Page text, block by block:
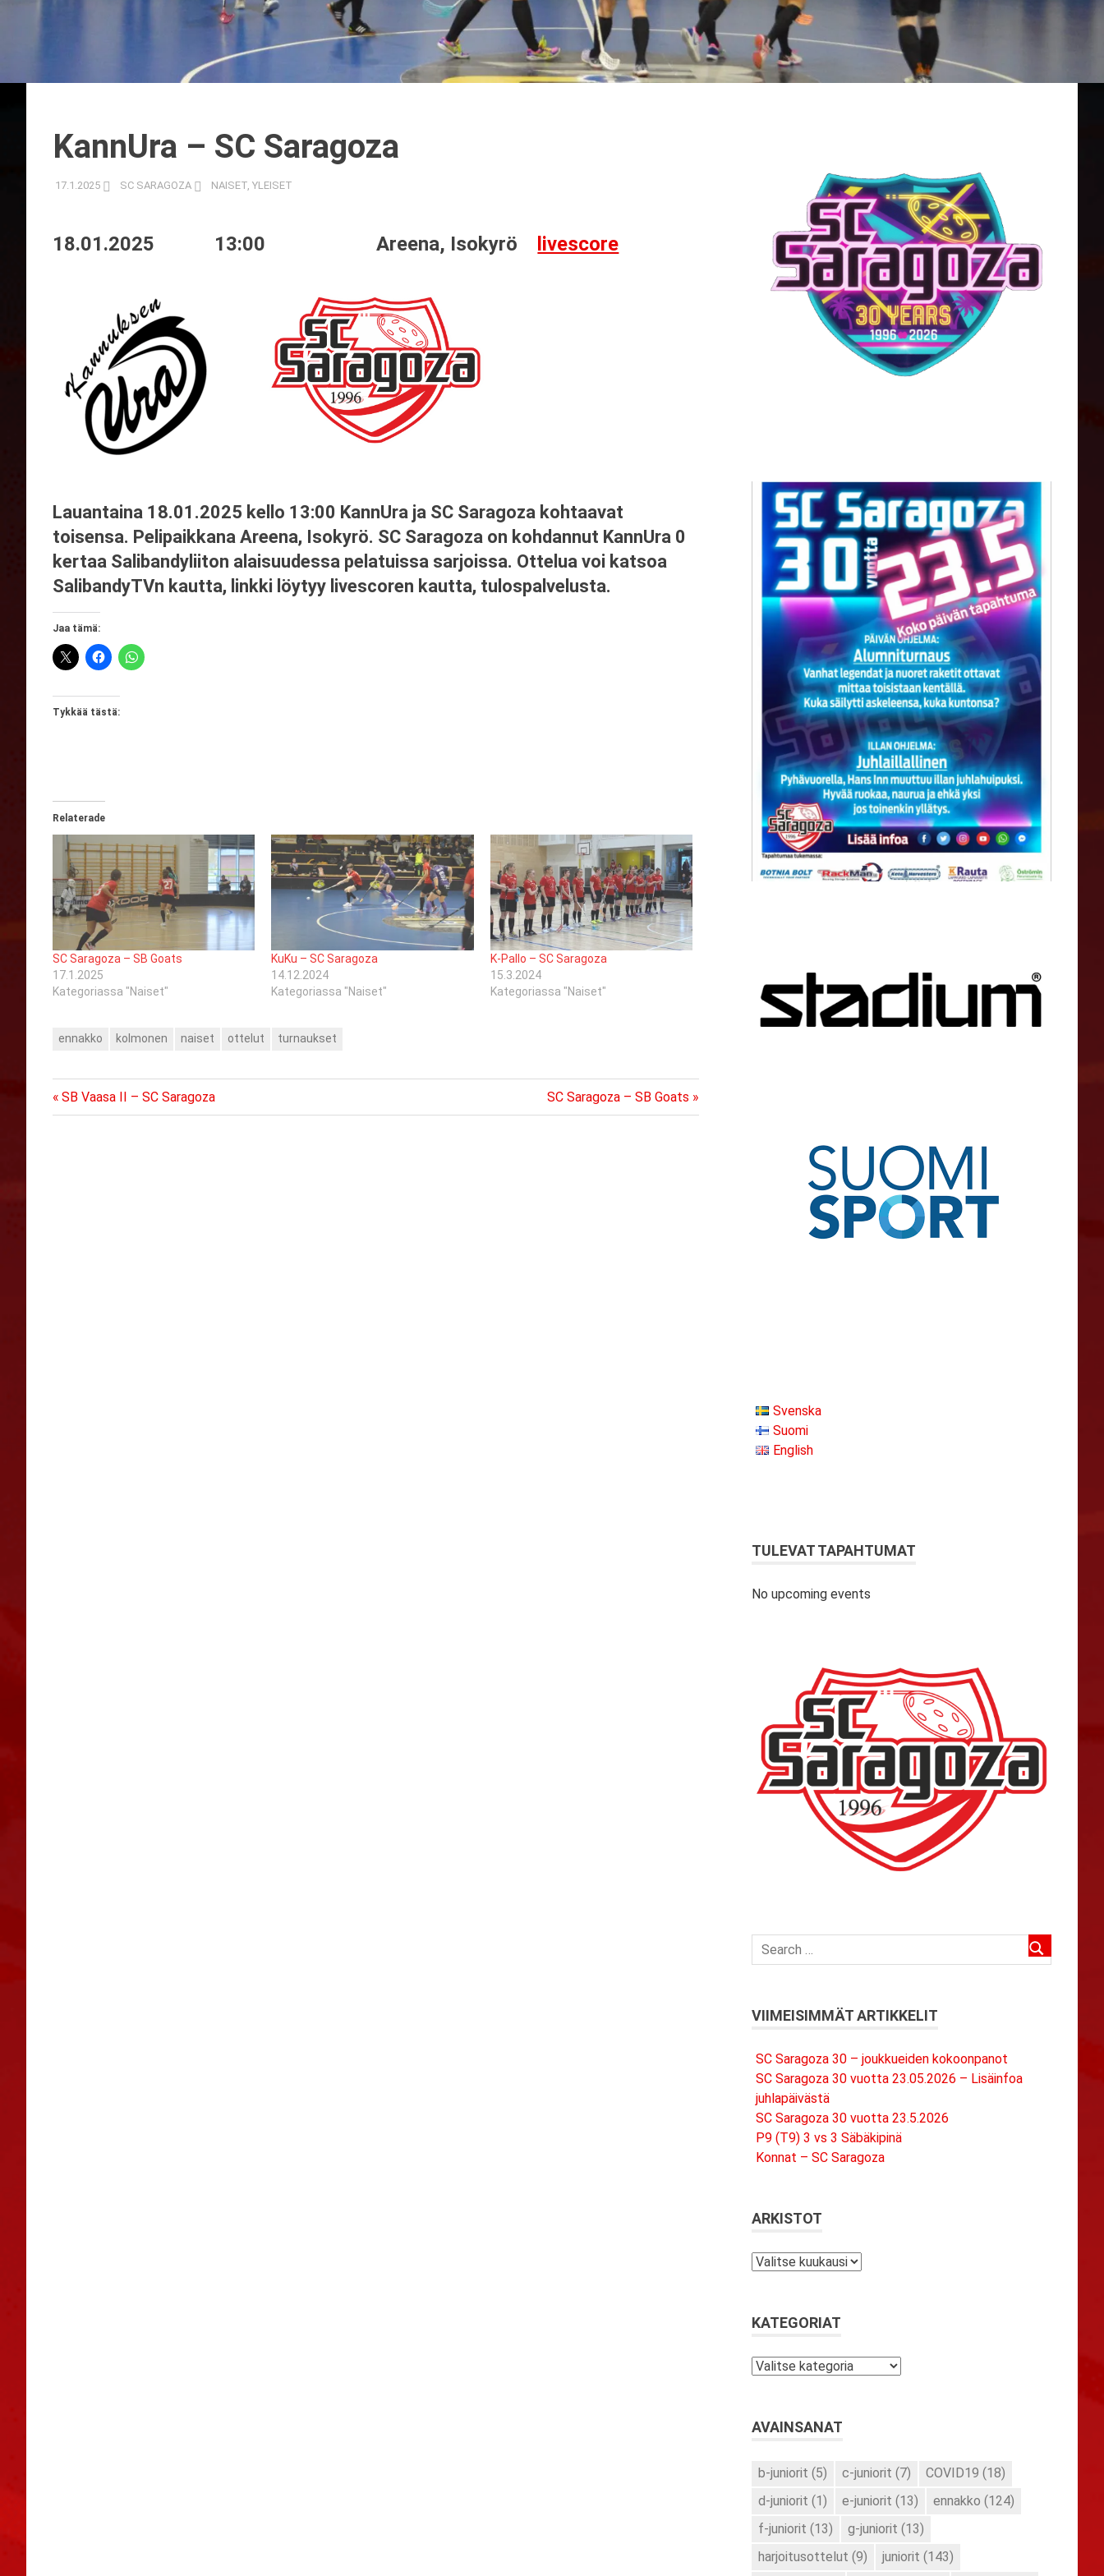
KannUra – SC Saragoza
17.1.2025 SC SARAGOZA NAISET, YLEISET
18.01.2025 13:00 Areena, Isokyrö livescore
Lauantaina 18.01.2025 kello 13:00 KannUra ja SC Saragoza kohtaavat
toisensa. Pelipaikkana Areena, Isokyrö. SC Saragoza on kohdannut KannUra 0
kertaa Salibandyliiton alaisuudessa pelatuissa sarjoissa. Ottelua voi katsoa
SalibandyTVn kautta, linkki löytyy livescoren kautta, tulospalvelusta.
Jaa tämä:
Tykkää tästä:
Relaterade
SC Saragoza – SB Goats
17.1.2025
Kategoriassa "Naiset"
KuKu – SC Saragoza
14.12.2024
Kategoriassa "Naiset"
K-Pallo – SC Saragoza
15.3.2024
Kategoriassa "Naiset"
ennakko kolmonen naiset ottelut turnaukset
Artikkelien
Previous
Post:
SB Vaasa II – SC Saragoza
Next
Post:
SC Saragoza – SB Goats
Svenska
Suomi
English
TULEVAT TAPAHTUMAT
No upcoming events
VIIMEISIMMÄT ARTIKKELIT
SC Saragoza 30 – joukkueiden kokoonpanot
SC Saragoza 30 vuotta 23.05.2026 – Lisäinfoa
juhlapäivästä
SC Saragoza 30 vuotta 23.5.2026
P9 (T9) 3 vs 3 Säbäkipinä
Konnat – SC Saragoza
ARKISTOT
Arkistot
KATEGORIAT
Kategoriat
AVAINSANAT
b-juniorit (5) c-juniorit (7) COVID19 (18)
d-juniorit (1) e-juniorit (13) ennakko (124)
f-juniorit (13) g-juniorit (13)
harjoitusottelut (9) juniorit (143)